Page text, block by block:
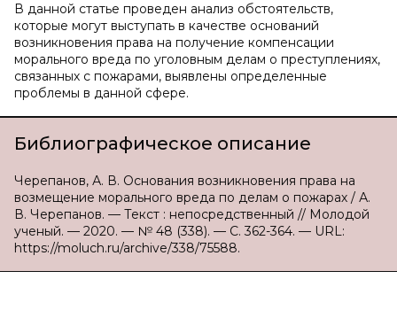
В данной статье проведен анализ обстоятельств,
которые могут выступать в качестве оснований
возникновения права на получение компенсации
морального вреда по уголовным делам о преступлениях,
связанных с пожарами, выявлены определенные
проблемы в данной сфере.
Библиографическое описание
Черепанов, А. В. Основания возникновения права на
возмещение морального вреда по делам о пожарах / А.
В. Черепанов. — Текст : непосредственный // Молодой
ученый. — 2020. — № 48 (338). — С. 362-364. — URL:
https://moluch.ru/archive/338/75588.